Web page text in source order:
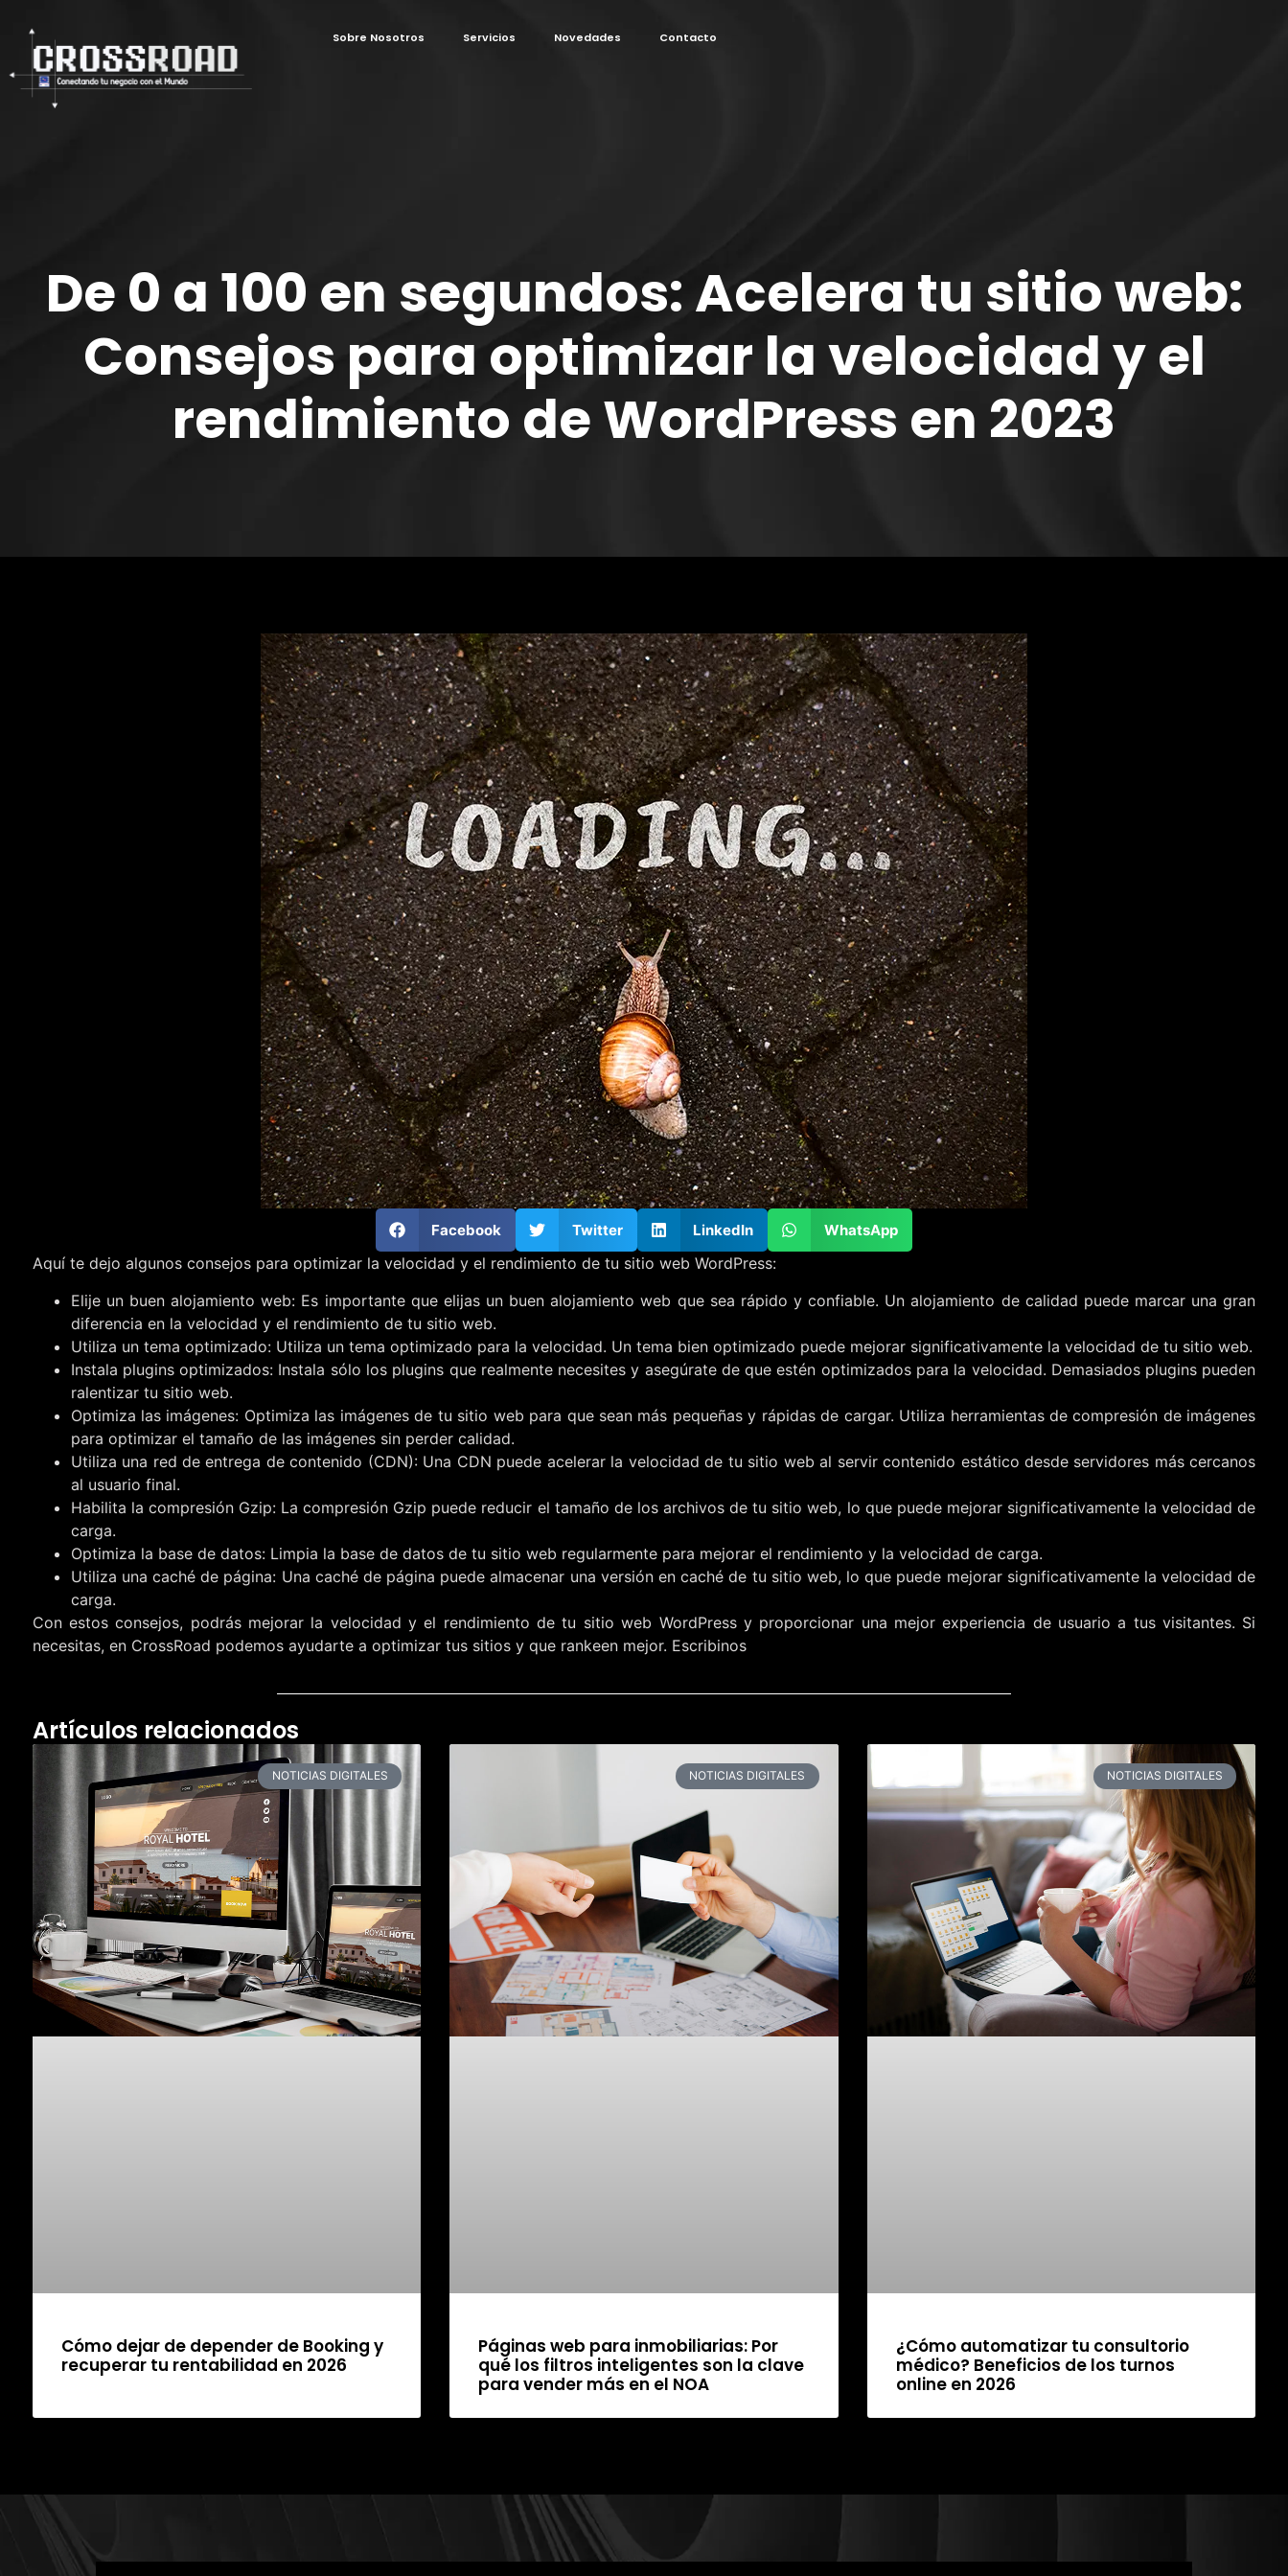
Sobre Nosotros Servicios Novedades Contacto
De 0 a 100 en segundos: Acelera tu sitio web:
Consejos para optimizar la velocidad y el
rendimiento de WordPress en 2023
Facebook Twitter LinkedIn WhatsApp
Aquí te dejo algunos consejos para optimizar la velocidad y el rendimiento de tu sitio web WordPress:
Elije un buen alojamiento web: Es importante que elijas un buen alojamiento web que sea rápido y confiable. Un alojamiento de calidad puede marcar una gran
diferencia en la velocidad y el rendimiento de tu sitio web.
Utiliza un tema optimizado: Utiliza un tema optimizado para la velocidad. Un tema bien optimizado puede mejorar significativamente la velocidad de tu sitio web.
Instala plugins optimizados: Instala sólo los plugins que realmente necesites y asegúrate de que estén optimizados para la velocidad. Demasiados plugins pueden
ralentizar tu sitio web.
Optimiza las imágenes: Optimiza las imágenes de tu sitio web para que sean más pequeñas y rápidas de cargar. Utiliza herramientas de compresión de imágenes
para optimizar el tamaño de las imágenes sin perder calidad.
Utiliza una red de entrega de contenido (CDN): Una CDN puede acelerar la velocidad de tu sitio web al servir contenido estático desde servidores más cercanos
al usuario final.
Habilita la compresión Gzip: La compresión Gzip puede reducir el tamaño de los archivos de tu sitio web, lo que puede mejorar significativamente la velocidad de
carga.
Optimiza la base de datos: Limpia la base de datos de tu sitio web regularmente para mejorar el rendimiento y la velocidad de carga.
Utiliza una caché de página: Una caché de página puede almacenar una versión en caché de tu sitio web, lo que puede mejorar significativamente la velocidad de
carga.
Con estos consejos, podrás mejorar la velocidad y el rendimiento de tu sitio web WordPress y proporcionar una mejor experiencia de usuario a tus visitantes. Si
necesitas, en CrossRoad podemos ayudarte a optimizar tus sitios y que rankeen mejor. Escribinos
Artículos relacionados
NOTICIAS DIGITALES
Cómo dejar de depender de Booking y
recuperar tu rentabilidad en 2026
NOTICIAS DIGITALES
Páginas web para inmobiliarias: Por
qué los filtros inteligentes son la clave
para vender más en el NOA
NOTICIAS DIGITALES
¿Cómo automatizar tu consultorio
médico? Beneficios de los turnos
online en 2026